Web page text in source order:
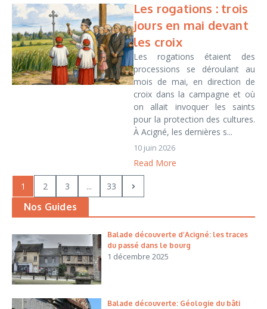
Les rogations : trois
jours en mai devant
les croix
Les rogations étaient des
processions se déroulant au
mois de mai, en direction de
croix dans la campagne et où
on allait invoquer les saints
pour la protection des cultures.
À Acigné, les dernières s...
10 juin 2026
Read More
1 2 3 ... 33
Nos Guides
Balade découverte d’Acigné: les traces
du passé dans le bourg
1 décembre 2025
Balade découverte: Géologie du bâti